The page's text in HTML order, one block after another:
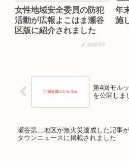
女性地域安全委員の防犯
活動が広報よこはま瀬谷
区版に紹介されました
2026/7/7
年
施
第4回モル
を公開しま
瀬谷第二地区が無火災達成した記事が
タウンニュースに掲載されました